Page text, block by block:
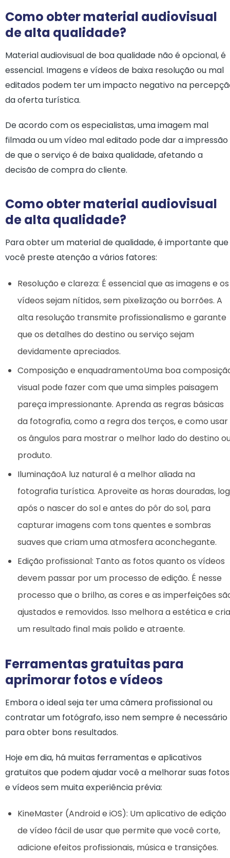
Como obter material audiovisual
de alta qualidade?
Material audiovisual de boa qualidade não é opcional, é
essencial. Imagens e vídeos de baixa resolução ou mal
editados podem ter um impacto negativo na
da oferta turística.
De acordo com os especialistas, uma imagem mal
filmada ou um vídeo mal editado pode dar a impressão
de que o serviço é de baixa qualidade, afetando a
decisão de compra do cliente.
Como obter material audiovisual
de alta qualidade?
Para obter um material de qualidade, é importante que
você preste atenção a vários fatores:
Resolução e clareza: É essencial que as imagens e os
vídeos sejam nítidos, sem pixelização ou borrões. A
alta resolução transmite profissionalismo e garante
que os detalhes do destino ou serviço sejam
devidamente apreciados.
Composição e enquadramentoUma boa
visual pode fazer com que uma simples paisagem
pareça impressionante. Aprenda as regras básicas
da fotografia, como a regra dos terços, e como usar
os ângulos para mostrar o melhor lado do destino
produto.
IluminaçãoA luz natural é a melhor aliada na
fotografia turística. Aproveite as horas douradas,
após o nascer do sol e antes do pôr do sol, para
capturar imagens com tons quentes e sombras
suaves que criam uma atmosfera aconchegante.
Edição profissional: Tanto as fotos quanto os vídeos
devem passar por um processo de edição. É nesse
processo que o brilho, as cores e as imperfeições
ajustados e removidos. Isso melhora a estética e cria
um resultado final mais polido e atraente.
Ferramentas gratuitas para
aprimorar fotos e vídeos
Embora o ideal seja ter uma câmera profissional ou
contratar um fotógrafo, isso nem sempre é necessário
para obter bons resultados.
Hoje em dia, há muitas ferramentas e aplicativos
gratuitos que podem ajudar você a melhorar suas fotos
e vídeos sem muita experiência prévia:
KineMaster (Android e iOS): Um aplicativo de edição
de vídeo fácil de usar que permite que você corte,
adicione efeitos profissionais, música e transições.